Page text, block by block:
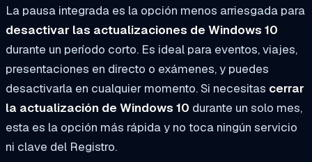
La pausa integrada es la opción menos arriesgada para
desactivar las actualizaciones de Windows 10
durante un período corto. Es ideal para eventos, viajes,
presentaciones en directo o exámenes, y puedes
desactivarla en cualquier momento. Si necesitas cerrar
la actualización de Windows 10 durante un solo mes,
esta es la opción más rápida y no toca ningún servicio
ni clave del Registro.